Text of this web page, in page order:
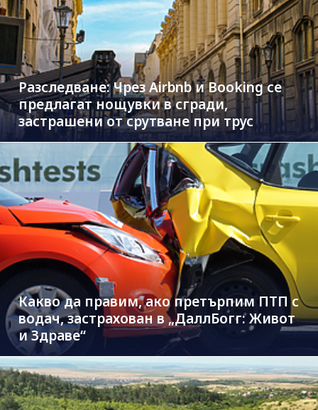
Разследване: Чрез Airbnb и Booking се
предлагат нощувки в сгради,
застрашени от срутване при трус
Какво да правим, ако претърпим ПТП с
водач, застрахован в „ДаллБогг: Живот
и Здраве“